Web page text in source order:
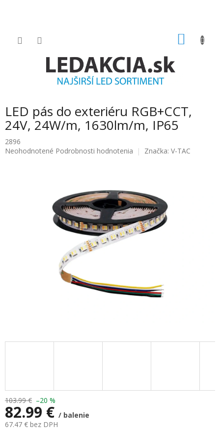
LED pás do exteriéru RGB+CCT,
24V, 24W/m, 1630lm/m, IP65
2896
Priemerné
Neohodnotené Podrobnosti hodnotenia Značka: V-TAC
103.99 € –20 %
82.99 € / balenie
67.47 € bez DPH